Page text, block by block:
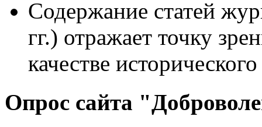
Содержание статей
гг.) отражает точку
качестве
Опрос сайта